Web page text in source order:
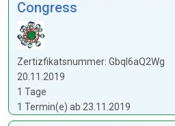
Congress
Zertizfikatsnummer: Gbql6aQ2Wg
20.11.2019
1 Tage
1 Termin(e) ab 23.11.2019